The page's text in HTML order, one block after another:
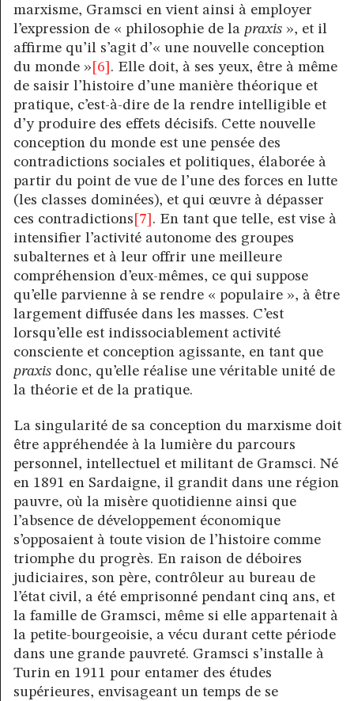
marxisme, Gramsci en vient ainsi à employer
l’expression de « philosophie de la praxis », et il
affirme qu’il s’agit d’« une nouvelle conception
du monde »[6] . Elle doit, à ses yeux, être à même
de saisir l’histoire d’une manière théorique et
pratique, c’est-à-dire de la rendre intelligible et
d’y produire des effets décisifs. Cette nouvelle
conception du monde est une pensée des
contradictions sociales et politiques, élaborée à
partir du point de vue de l’une des forces en lutte
(les classes dominées), et qui œuvre à dépasser
ces contradictions[7] . En tant que telle, est vise à
intensifier l’activité autonome des groupes
subalternes et à leur offrir une meilleure
compréhension d’eux-mêmes, ce qui suppose
qu’elle parvienne à se rendre « populaire », à être
largement diffusée dans les masses. C’est
lorsqu’elle est indissociablement activité
consciente et conception agissante, en tant que
praxis donc, qu’elle réalise une véritable unité de
la théorie et de la pratique.
La singularité de sa conception du marxisme doit
être appréhendée à la lumière du parcours
personnel, intellectuel et militant de Gramsci. Né
en 1891 en Sardaigne, il grandit dans une région
pauvre, où la misère quotidienne ainsi que
l’absence de développement économique
s’opposaient à toute vision de l’histoire comme
triomphe du progrès. En raison de déboires
judiciaires, son père, contrôleur au bureau de
l’état civil, a été emprisonné pendant cinq ans, et
la famille de Gramsci, même si elle appartenait à
la petite-bourgeoisie, a vécu durant cette période
dans une grande pauvreté. Gramsci s’installe à
Turin en 1911 pour entamer des études
supérieures, envisageant un temps de se